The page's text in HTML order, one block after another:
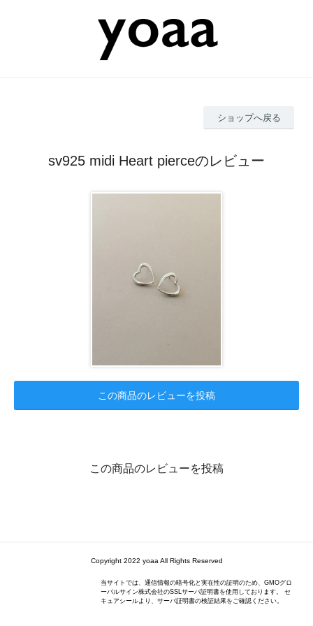
ショップへ戻る
sv925 midi Heart pierceのレビュー
この商品のレビューを投稿
この商品のレビューを投稿
Copyright 2022 yoaa All Rights Reserved
当サイトでは、通信情報の暗号化と実在性の証明のため、GMOグロ
ーバルサイン株式会社のSSLサーバ証明書を使用しております。 セ
キュアシールより、サーバ証明書の検証結果をご確認ください。